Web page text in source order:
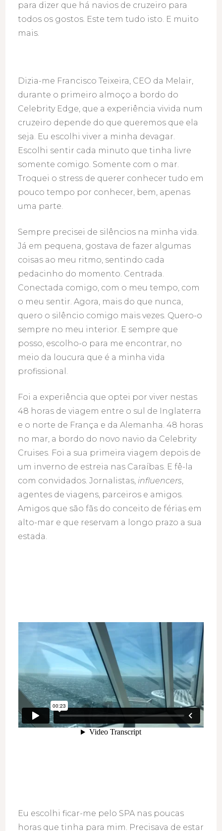
para dizer que há navios de cruzeiro para
todos os gostos. Este tem tudo isto. E muito
mais.
Dizia-me Francisco Teixeira, CEO da Melair,
durante o primeiro almoço a bordo do
Celebrity Edge, que a experiência vivida num
cruzeiro depende do que queremos que ela
seja. Eu escolhi viver a minha devagar.
Escolhi sentir cada minuto que tinha livre
somente comigo. Somente com o mar.
Troquei o stress de querer conhecer tudo em
pouco tempo por conhecer, bem, apenas
uma parte.
Sempre precisei de silêncios na minha vida.
Já em pequena, gostava de fazer algumas
coisas ao meu ritmo, sentindo cada
pedacinho do momento. Centrada.
Conectada comigo, com o meu tempo, com
o meu sentir. Agora, mais do que nunca,
quero o silêncio comigo mais vezes. Quero-o
sempre no meu interior. E sempre que
posso, escolho-o para me encontrar, no
meio da loucura que é a minha vida
profissional.
Foi a experiência que optei por viver nestas
48 horas de viagem entre o sul de Inglaterra
e o norte de França e da Alemanha. 48 horas
no mar, a bordo do novo navio da Celebrity
Cruises. Foi a sua primeira viagem depois de
um inverno de estreia nas Caraíbas. E fê-la
com convidados. Jornalistas, influencers,
agentes de viagens, parceiros e amigos.
Amigos que são fãs do conceito de férias em
alto-mar e que reservam a longo prazo a sua
estada.
Eu escolhi ficar-me pelo SPA nas poucas
horas que tinha para mim. Precisava de estar